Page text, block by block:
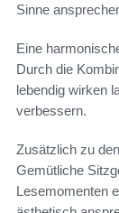
Sinne
Eine
Durch die
lebendig wirken
verbessern.
Zusätzlich zu
Gemütliche
Lesemomenten